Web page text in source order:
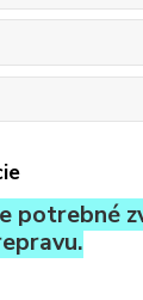
potrebné